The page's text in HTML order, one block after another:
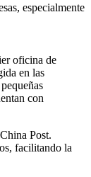
especialmente
oficina de
en las
con
Post.
facilitando la